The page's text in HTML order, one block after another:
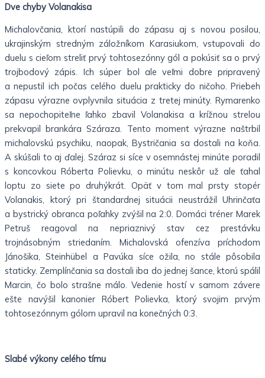
Dve chyby Volanakisa
Michalovčania, ktorí nastúpili do zápasu aj s novou posilou,
ukrajinským stredným záložníkom Karasiukom, vstupovali do
duelu s cieľom streliť prvý tohtosezónny gól a pokúsiť sa o prvý
trojbodový zápis. Ich súper bol ale veľmi dobre pripravený
a nepustil ich počas celého duelu prakticky do ničoho. Priebeh
zápasu výrazne ovplyvnila situácia z tretej minúty. Rymarenko
sa nepochopiteľne ľahko zbavil Volanakisa a krížnou strelou
prekvapil brankára Száraza. Tento moment výrazne naštrbil
michalovskú psychiku, naopak, Bystričania sa dostali na koňa.
A skúšali to aj ďalej. Száraz si síce v osemnástej minúte poradil
s koncovkou Róberta Polievku, o minútu neskôr už ale ťahal
loptu zo siete po druhýkrát. Opäť v tom mal prsty stopér
Volanakis, ktorý pri štandardnej situácii neustrážil Uhrinčaťa
a bystrický obranca poľahky zvýšil na 2:0. Domáci tréner Marek
Petruš reagoval na nepriaznivý stav cez prestávku
trojnásobným striedaním. Michalovská ofenzíva príchodom
Jánošika, Steinhübel a Pavúka síce ožila, no stále pôsobila
staticky. Zemplínčania sa dostali iba do jednej šance, ktorú spálil
Marcin, čo bolo strašne málo. Vedenie hostí v samom závere
ešte navýšil kanonier Róbert Polievka, ktorý svojim prvým
tohtosezónnym gólom upravil na konečných 0:3.
Slabé výkony celého tímu